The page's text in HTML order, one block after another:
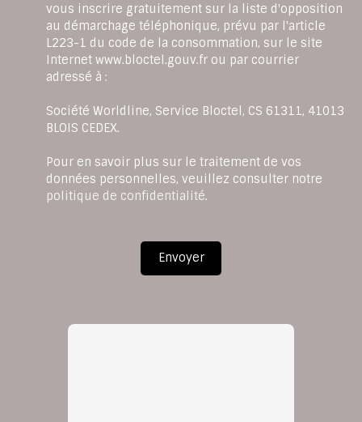
vous inscrire gratuitement sur la liste d'opposition
au démarchage téléphonique, prévu par l'article
L223-1 du code de la consommation, sur le site
Internet www.bloctel.gouv.fr ou par courrier
adressé à :
Société Worldline, Service Bloctel, CS 61311, 41013
BLOIS CEDEX.
Pour en savoir plus sur le traitement de vos
données personnelles, veuillez consulter notre
politique de confidentialité.
Envoyer